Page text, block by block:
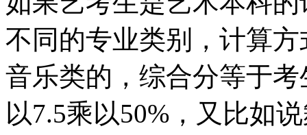
不同的专业类别，计算
音乐类的，综合分等于
以7.5乘以50%，又比如